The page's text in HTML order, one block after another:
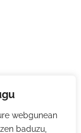
webgunean
baduzu,